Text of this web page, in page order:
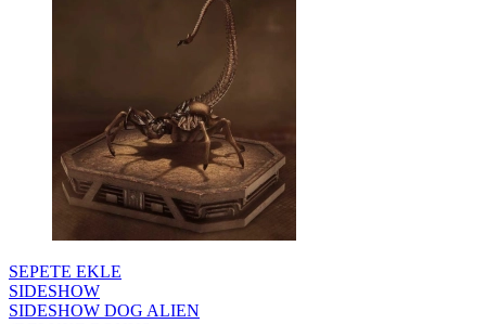
SEPETE EKLE
SIDESHOW
SIDESHOW DOG ALIEN